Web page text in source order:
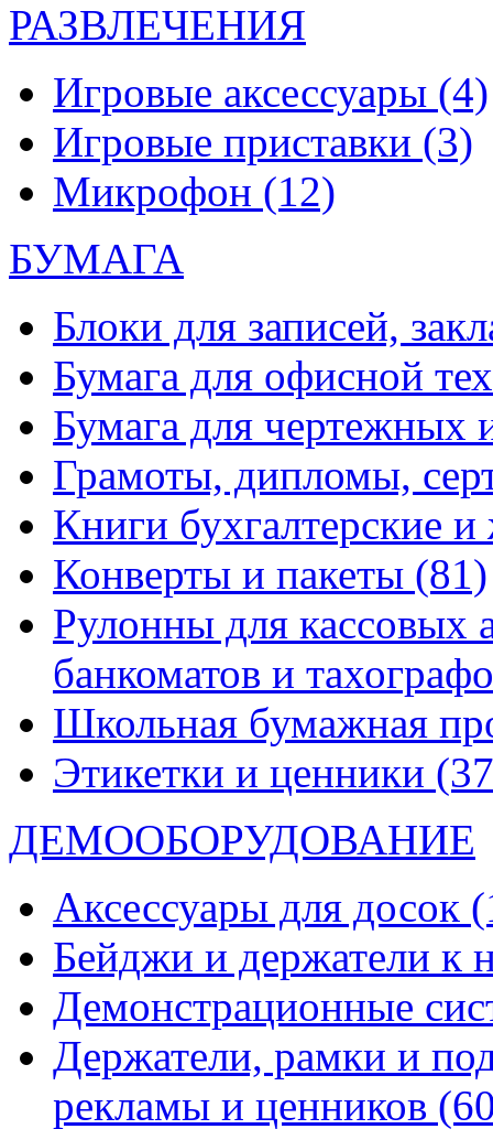
РАЗВЛЕЧЕНИЯ
Игровые аксессуары (4)
Игровые приставки (3)
Микрофон (12)
БУМАГА
Блоки для записей,
Бумага для офисной
Бумага для чертежных
Грамоты, дипломы,
Книги бухгалтерские
Конверты и пакеты (81)
Рулонны для кассовых
банкоматов и
Школьная бумажная
Этикетки и ценники
ДЕМООБОРУДОВАНИЕ
Аксессуары для досок
Бейджи и держатели к
Демонстрационные
Держатели, рамки и
рекламы и ценников